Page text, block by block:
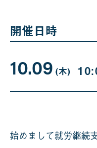
開催日時
10.09月
日
(木日
)
始めまして就労継続